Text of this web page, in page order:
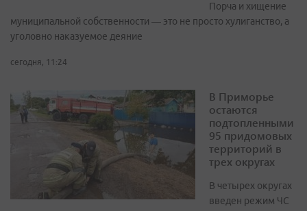
Порча и хищение
муниципальной собственности — это не просто хулиганство, а
уголовно наказуемое деяние
сегодня, 11:24
В Приморье
остаются
подтопленными
95 придомовых
территорий в
трех округах
В четырех округах
введен режим ЧС